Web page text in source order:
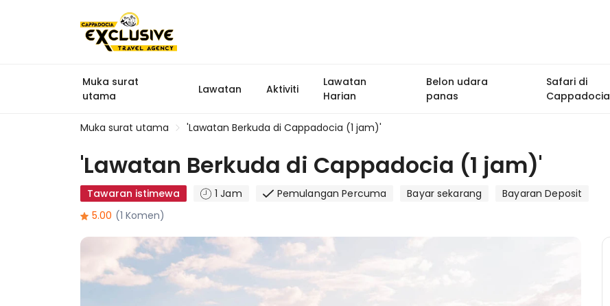
Muka surat
utama
Lawatan Aktiviti
Lawatan
Harian
Belon udara
panas
Safari di
Cappadocia
Muka surat utama 'Lawatan Berkuda di Cappadocia (1 jam)'
'Lawatan Berkuda di Cappadocia (1 jam)'
Tawaran istimewa 1 Jam Pemulangan Percuma Bayar sekarang
Bayaran Deposit
5.00 (1 Komen)